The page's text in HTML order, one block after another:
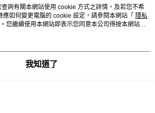
詢有關本網站使用 cookie 方式之詳情，及若您不希
應如何變更電腦的 cookie 設定，請參閱本網站「 隱私
您繼續使用本網站即表示您同意本公司得按本網站使
cookie。
我知道了